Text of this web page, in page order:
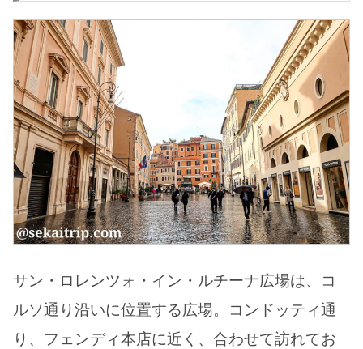
サン・ロレンツォ・イン・ルチーナ広場は、コ
ルソ通り沿いに位置する広場。コンドッティ通
り、フェンディ本店に近く、合わせて訪れてお